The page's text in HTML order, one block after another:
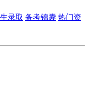
录取 备考锦囊 热门资